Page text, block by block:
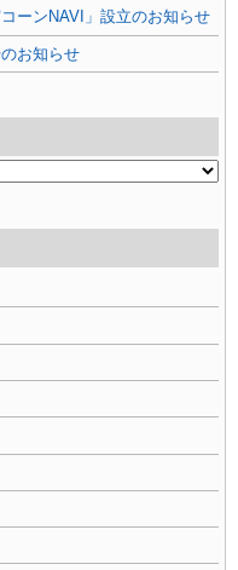
ーンNAVI」設立のお知らせ
お知らせ